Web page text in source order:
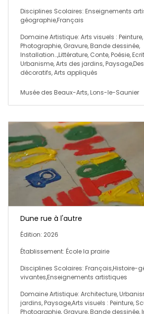
Disciplines Scolaires: Enseignements
géographie,Français
Domaine Artistique: Arts visuels :
Photographie, Gravure, Bande dessinée,
Installation…,Littérature, Conte, Poésie,
Urbanisme, Arts des jardins,
décoratifs, Arts appliqués
Musée des Beaux-Arts, Lons-le-Saunier
Dune rue à l'autre
Édition: 2026
Établissement: École la prairie
Disciplines Scolaires: Français,Histoire-
vivantes,Enseignements artistiques
Domaine Artistique: Architecture,
jardins, Paysage,Arts visuels : Peinture,
Photographie, Gravure, Bande dessinée,